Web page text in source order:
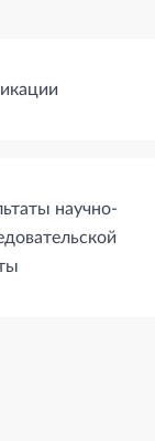
научно-